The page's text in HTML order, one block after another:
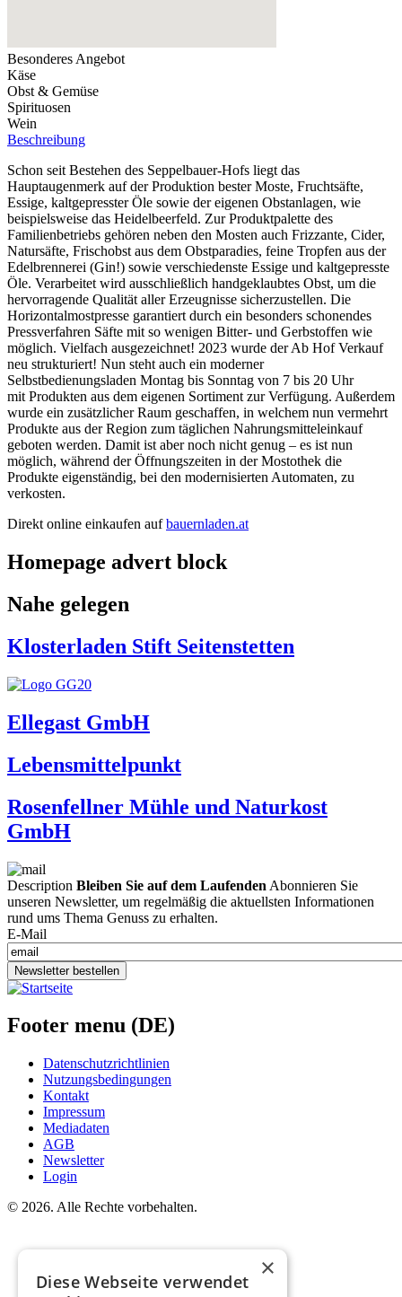
Besonderes Angebot
Käse
Obst & Gemüse
Spirituosen
Wein
Beschreibung
Schon seit Bestehen des Seppelbauer-Hofs liegt das
Hauptaugenmerk auf der Produktion bester Moste, Fruchtsäfte,
Essige, kaltgepresster Öle sowie der eigenen Obstanlagen, wie
beispielsweise das Heidelbeerfeld. Zur Produktpalette des
Familienbetriebs gehören neben den Mosten auch Frizzante, Cider,
Natursäfte, Frischobst aus dem Obstparadies, feine Tropfen aus der
Edelbrennerei (Gin!) sowie verschiedenste Essige und kaltgepresste
Öle. Verarbeitet wird ausschließlich handgeklaubtes Obst, um die
hervorragende Qualität aller Erzeugnisse sicherzustellen. Die
Horizontalmostpresse garantiert durch ein besonders schonendes
Pressverfahren Säfte mit so wenigen Bitter- und Gerbstoffen wie
möglich. Vielfach ausgezeichnet! 2023 wurde der Ab Hof Verkauf
neu strukturiert! Nun steht auch ein moderner
Selbstbedienungsladen Montag bis Sonntag von 7 bis 20 Uhr
mit Produkten aus dem eigenen Sortiment zur Verfügung. Außerdem
wurde ein zusätzlicher Raum geschaffen, in welchem nun vermehrt
Produkte aus der Region zum täglichen Nahrungsmitteleinkauf
geboten werden. Damit ist aber noch nicht genug – es ist nun
möglich, während der Öffnungszeiten in der Mostothek die
Produkte eigenständig, bei den modernisierten Automaten, zu
verkosten.
Direkt online einkaufen aufbauernladen.at
Homepage advert block
Nahe gelegen
Klosterladen Stift Seitenstetten
Ellegast GmbH
Lebensmittelpunkt
Rosenfellner Mühle und Naturkost
GmbH
Description Bleiben Sie auf dem Laufenden Abonnieren Sie
unseren Newsletter, um regelmäßig die aktuellsten Informationen
rund ums Thema Genuss zu erhalten.
E-Mail
Newsletter bestellen
Footer menu (DE)
Datenschutzrichtlinien
Nutzungsbedingungen
Kontakt
Impressum
Mediadaten
AGB
Newsletter
Login
© 2026. Alle Rechte vorbehalten.
×
Diese Webseite verwendet